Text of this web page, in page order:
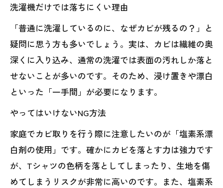
洗濯機だけでは落ちにくい理由
「普通に洗濯しているのに、なぜカビが残るの？」と
疑問に思う方も多いでしょう。実は、カビは繊維の奥
深くに入り込み、通常の洗濯では表面の汚れしか落と
せないことが多いのです。そのため、浸け置きや漂白
といった「一手間」が必要になります。
やってはいけないNG方法
家庭でカビ取りを行う際に注意したいのが「塩素系漂
白剤の使用」です。確かにカビを落とす力は強力です
が、Tシャツの色柄を落としてしまったり、生地を傷
めてしまうリスクが非常に高いのです。また、塩素系